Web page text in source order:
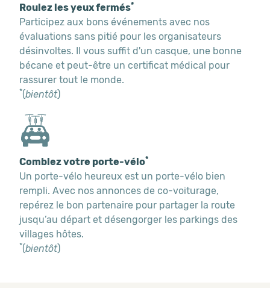
Roulez les yeux fermés*
Participez aux bons événements avec nos
évaluations sans pitié pour les organisateurs
désinvoltes. Il vous suffit d'un casque, une bonne
bécane et peut-être un certificat médical pour
rassurer tout le monde.
*(bientôt)
Comblez votre porte-vélo*
Un porte-vélo heureux est un porte-vélo bien
rempli. Avec nos annonces de co-voiturage,
repérez le bon partenaire pour partager la route
jusqu’au départ et désengorger les parkings des
villages hôtes.
*(bientôt)